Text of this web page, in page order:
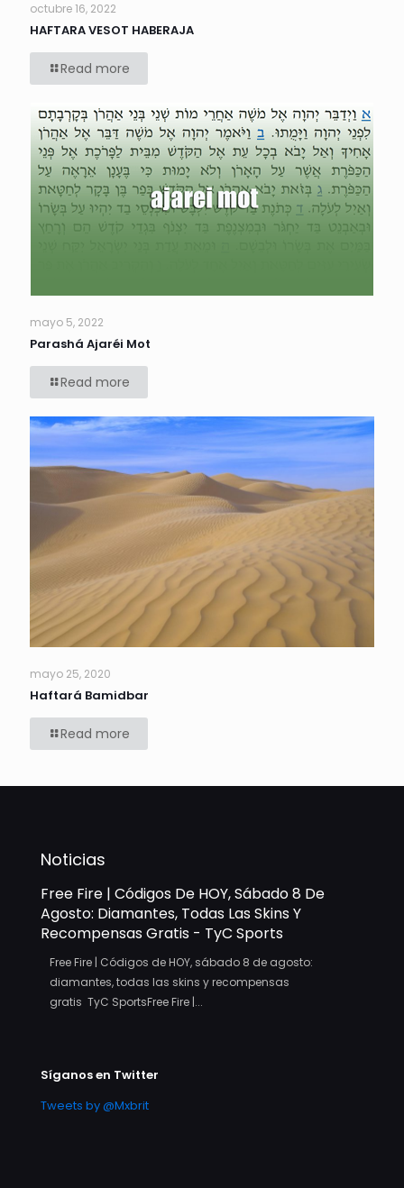
octubre 16, 2022
HAFTARA VESOT HABERAJA
Read more
mayo 5, 2022
Parashá Ajaréi Mot
Read more
mayo 25, 2020
Haftará Bamidbar
Read more
Noticias
Free Fire | Códigos De HOY, Sábado 8 De
Agosto: Diamantes, Todas Las Skins Y
Recompensas Gratis - TyC Sports
Free Fire | Códigos de HOY, sábado 8 de agosto:
diamantes, todas las skins y recompensas
gratis TyC SportsFree Fire |...
Síganos en Twitter
Tweets by @Mxbrit